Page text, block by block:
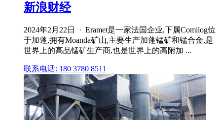
新浪财经
2024年2月22日 · Eramet是一家法国企业,下属Comilog位
于加蓬,拥有Moanda矿山,主要生产加蓬锰矿和锰合金,是
世界上的高品锰矿生产商,也是世界上的高附加 ...
联系电话: 180 3780 8511